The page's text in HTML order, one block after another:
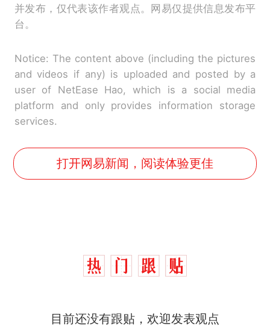
并发布，仅代表该作者观点。网易仅提供信息发布平
台。
Notice: The content above (including the pictures
and videos if any) is uploaded and posted by a
user of NetEase Hao, which is a social media
platform and only provides information storage
services.
打开网易新闻，阅读体验更佳
目前还没有跟贴，欢迎发表观点